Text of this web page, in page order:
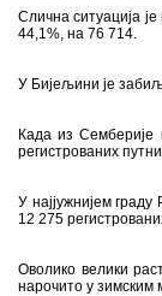
Слична ситуација
44,1%, на 76 714.
У Бијељини је
Када из Семберије
регистрованих
У најјужнијем
12 275
Оволико велики
нарочито у зимским